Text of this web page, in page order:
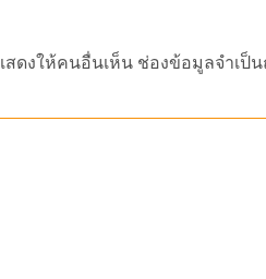
ดงให้คนอื่นเห็น ช่องข้อมูลจำเป็